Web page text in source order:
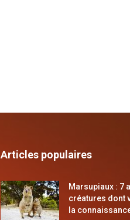
Articles populaires
Marsupiaux : 7
créatures dont
la